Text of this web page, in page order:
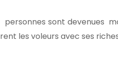
personnes sont devenues
les voleurs avec ses